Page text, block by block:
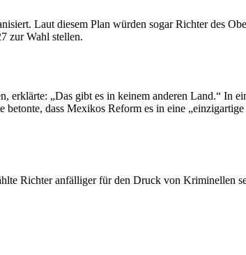
Laut diesem Plan würden sogar Richter des
zur Wahl stellen.
erklärte: „Das gibt es in keinem anderen Land.“ In
dass Mexikos Reform es in eine
Richter anfälliger für den Druck von Kriminellen